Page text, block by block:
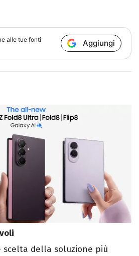
alle tue fonti
Aggiungi
scelta della soluzione più